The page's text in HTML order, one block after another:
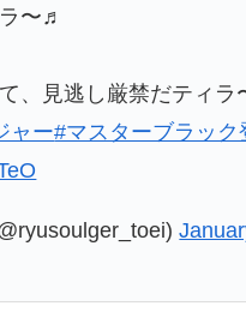
〜♬
、見逃し厳禁だティラ
ャー#マスターブラック